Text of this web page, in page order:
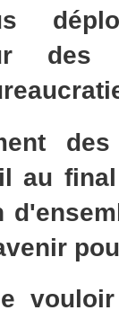
des
au
vouloir